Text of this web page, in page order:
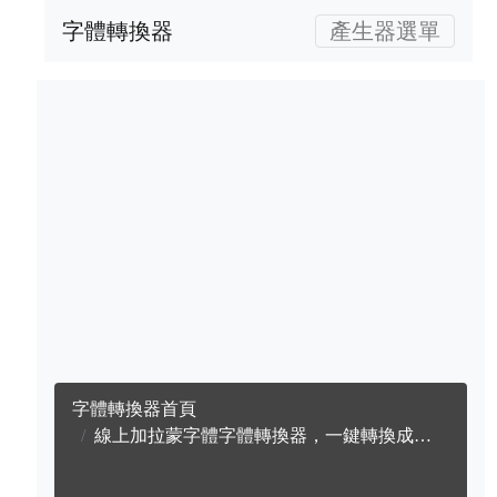
字體轉換器 產生器選單
字體轉換器首頁
線上加拉蒙字體字體轉換器，一鍵轉換成英文加拉蒙字體字體